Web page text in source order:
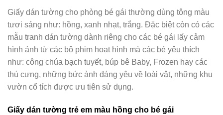
Giấy dán tường cho phòng bé gái thường dùng tông màu
tươi sáng như: hồng, xanh nhạt, trắng. Đặc biệt còn có các
mẫu tranh dán tường dành riêng cho các bé gái lấy cảm
hình ảnh từ các bộ phim hoạt hình mà các bé yêu thích
như: công chúa bạch tuyết, búp bê Baby, Frozen hay các
thú cưng, những bức ảnh đáng yêu về loài vật, những khu
vườn cổ tích được ưu tiên sử dụng.
Giấy dán tường trẻ em màu hồng cho bé gái